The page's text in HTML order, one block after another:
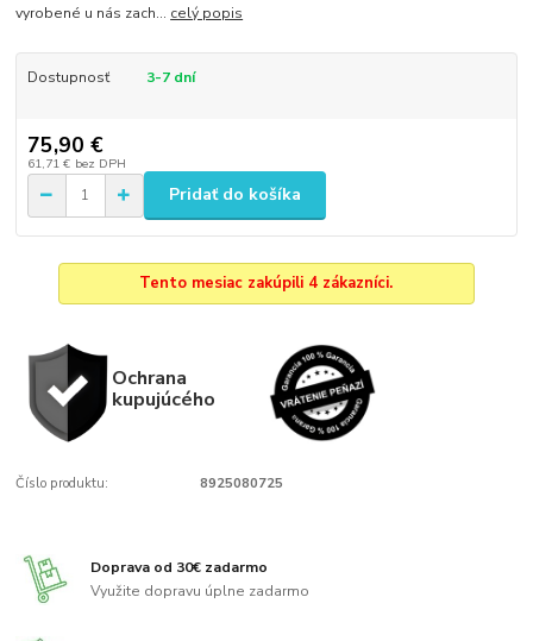
vyrobené u nás zach... celý popis
Dostupnosť 3-7 dní
75,90 €
61,71 € bez DPH
Pridať do košíka
Tento mesiac zakúpili 4 zákazníci.
Ochrana
kupujúcého
Číslo produktu: 8925080725
Doprava od 30€ zadarmo
Využite dopravu úplne zadarmo